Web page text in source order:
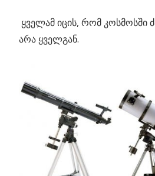
ყველამ იცის, რომ კოსმოსში
არა ყველგან.